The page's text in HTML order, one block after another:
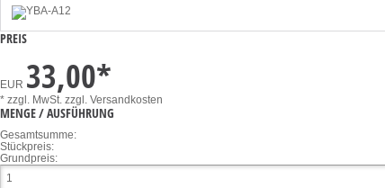
PREIS
EUR 33,00*
* zzgl. MwSt. zzgl. Versandkosten
MENGE / AUSFÜHRUNG
Gesamtsumme:
Stückpreis:
Grundpreis: